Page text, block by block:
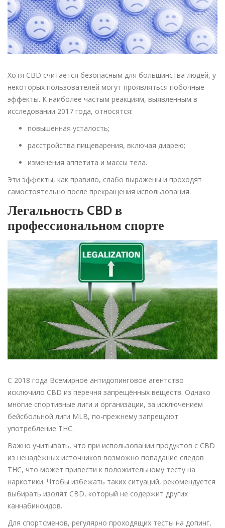
Хотя CBD считается безопасным для большинства людей, у
некоторых пользователей могут проявляться побочные
эффекты. К наиболее частым реакциям, выявленным в
исследовании 2017 года, относятся:
повышенная усталость;
расстройства пищеварения, включая диарею;
изменения аппетита и массы тела.
Эти эффекты, как правило, слабо выражены и проходят
самостоятельно после прекращения использования.
Легальность CBD в
профессиональном спорте
С 2018 года Всемирное антидопинговое агентство
исключило CBD из перечня запрещённых веществ. Однако
многие спортивные лиги и организации, за исключением
бейсбольной лиги MLB, по-прежнему запрещают
употребление THC.
Важно учитывать, что при использовании продуктов с CBD
из ненадёжных источников возможно попадание следов
THC, что может привести к положительному тесту на
наркотики. Чтобы избежать таких ситуаций, рекомендуется
выбирать изолят CBD, который не содержит других
каннабиноидов.
Для спортсменов, регулярно проходящих тесты на допинг,